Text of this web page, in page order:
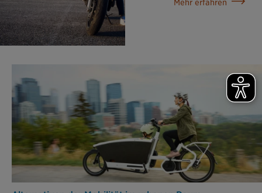
Mehr erfahren